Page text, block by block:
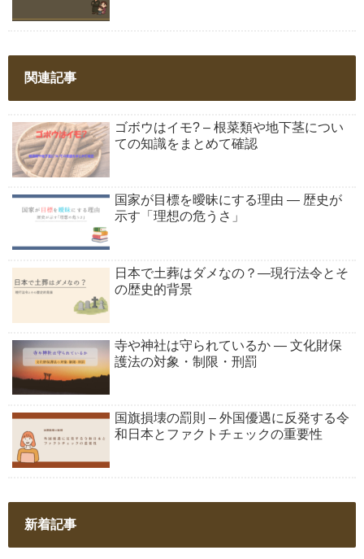
関連記事
ゴボウはイモ? – 根菜類や地下茎につい
ての知識をまとめて確認
国家が目標を曖昧にする理由 ― 歴史が
示す「理想の危うさ」
日本で土葬はダメなの？―現行法令とそ
の歴史的背景
寺や神社は守られているか ― 文化財保
護法の対象・制限・刑罰
国旗損壊の罰則 – 外国優遇に反発する令
和日本とファクトチェックの重要性
新着記事